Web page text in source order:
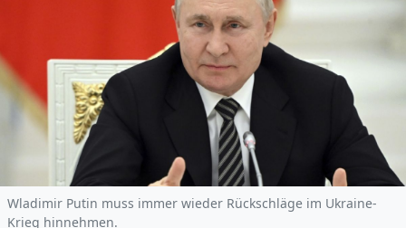
Wladimir Putin muss immer wieder Rückschläge im Ukraine-
Krieg hinnehmen.